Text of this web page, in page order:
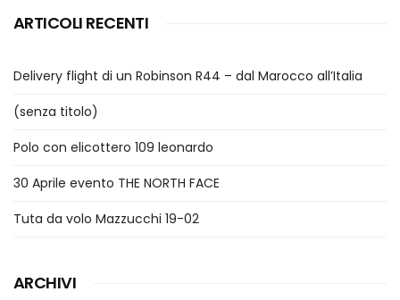
ARTICOLI RECENTI
Delivery flight di un Robinson R44 – dal Marocco all’Italia
(senza titolo)
Polo con elicottero 109 leonardo
30 Aprile evento THE NORTH FACE
Tuta da volo Mazzucchi 19-02
ARCHIVI